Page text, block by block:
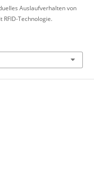
Auslaufverhalten von
Technologie.